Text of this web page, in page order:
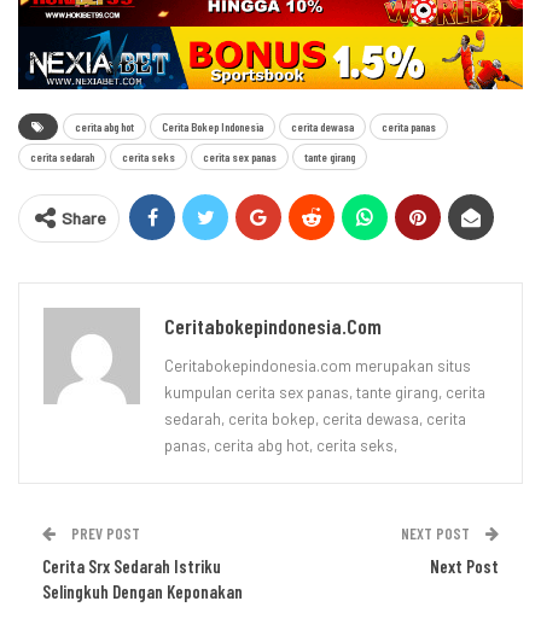
cerita abg hot Cerita Bokep Indonesia cerita dewasa cerita panas
cerita sedarah cerita seks cerita sex panas tante girang
Share
Ceritabokepindonesia.com
Ceritabokepindonesia.com merupakan situs
kumpulan cerita sex panas, tante girang, cerita
sedarah, cerita bokep, cerita dewasa, cerita
panas, cerita abg hot, cerita seks,
PREV POST
Cerita Srx Sedarah Istriku
Selingkuh Dengan Keponakan
NEXT POST
Next Post